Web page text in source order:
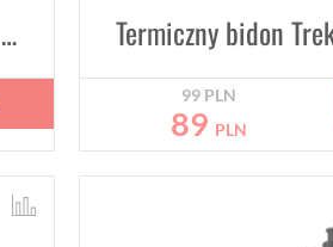
Aerodynamiczny bidon i koszyk na bidon Trek RSL Termiczny bidon
99 PLN
89 PLN